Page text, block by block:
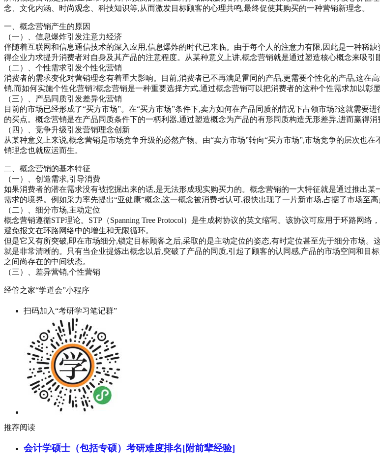
念、文化内涵、时尚观念、科技知识等,从而激发目标顾客的心理共鸣,最终促使其购买的一种营销新理念。
一、概念营销产生的原因
（一）、信息爆炸引发注意力经济
伴随着互联网和信息通信技术的深入应用,信息爆炸的时代已来临。由于每个人的注意力有限,因此是一种稀
得企业力求提升消费者对自身及其产品的注意程度。从某种意义上讲,概念营销就是通过塑造核心概念来吸引
（二）、个性需求引发个性化营销
消费者的需求变化对营销理念有着重大影响。目前,消费者已不再满足雷同的产品,更需要个性化的产品,这在
销,而如何实施个性化营销?概念营销是一种重要选择方式,通过概念营销可以把消费者的这种个性需求加以彰显
（三）、产品同质引发差异化营销
目前的市场已经形成了“买方市场”。在“买方市场”条件下,卖方如何在产品同质的情况下占领市场?这就需要
的买点。概念营销是在产品同质条件下的一柄利器,通过塑造概念为产品的有形同质构造无形差异,进而赢得消
（四）、竞争升级引发营销理念创新
从某种意义上来说,概念营销是市场竞争升级的必然产物。由“卖方市场”转向“买方市场”,市场竞争的层次也
销理念也就应运而生。
二、概念营销的基本特征
（一）、创造需求,引导消费
如果消费者的潜在需求没有被挖掘出来的话,是无法形成现实购买力的。概念营销的一大特征就是通过推出
需求的境界。例如采力率先提出“亚健康”概念,这一概念被消费者认可,很快出现了一片新市场,占据了市场至高
（二）、细分市场,主动定位
概念营销遵循STP理论。STP（Spanning Tree Protocol）是生成树协议的英文缩写。该协议可应用于环路网
避免报文在环路网络中的增生和无限循环。
但是它又有所突破,即在市场细分,锁定目标顾客之后,采取的是主动定位的姿态,有时定位甚至先于细分市场
就是非常清晰的。只有当企业提炼出概念以后,突破了产品的同质,引起了顾客的认同感,产品的市场空间和目
之间尚存在的中间状态。
（三）、差异营销,个性营销
经管之家“学道会”小程序
扫码加入“考研学习笔记群”
推荐阅读
会计学硕士（包括专硕）考研难度排名[附前辈经验]